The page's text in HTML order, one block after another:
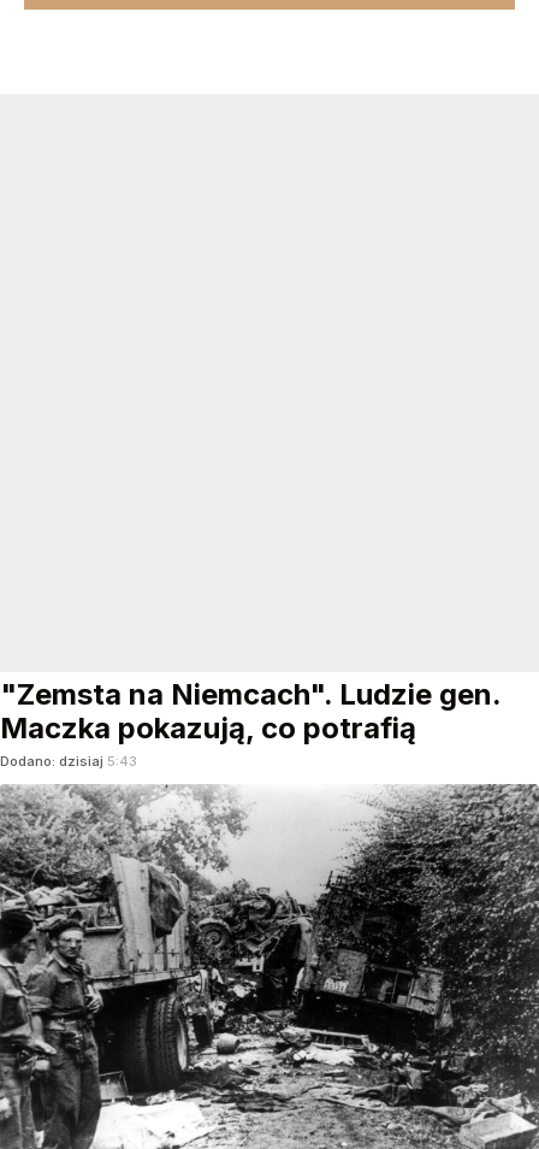
"Zemsta na Niemcach". Ludzie gen.
Maczka pokazują, co potrafią
Dodano: dzisiaj 5:43